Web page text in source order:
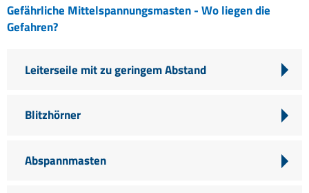
Gefährliche Mittelspannungsmasten - Wo liegen die
Gefahren?
Leiterseile mit zu geringem Abstand
Blitzhörner
Abspannmasten